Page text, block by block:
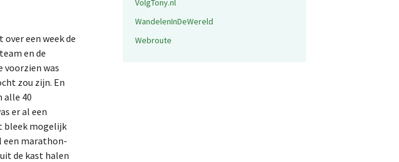
een week de
en de
voorzien was
zou zijn. En
alle 40
er al een
bleek mogelijk
een marathon-
de kast halen
VolgTony.nl
WandelenInDeWereld
Webroute